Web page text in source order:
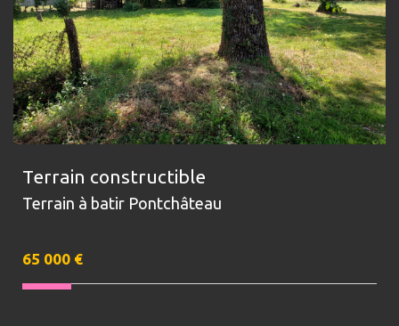
Terrain constructible
Terrain à batir Pontchâteau
65 000 €